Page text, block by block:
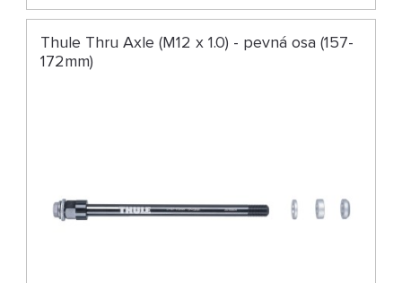
Thule Thru Axle (M12 x 1.0) - pevná osa (157-
172mm)